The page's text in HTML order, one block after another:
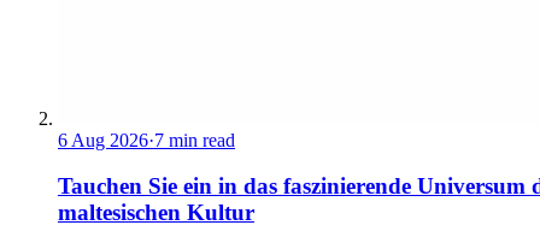
6 Aug 2026·7 min read
Tauchen Sie ein in das faszinierende Universum
maltesischen Kultur